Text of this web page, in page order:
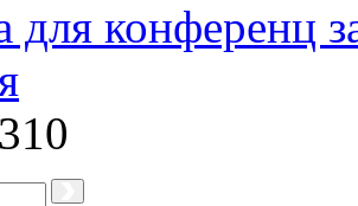
для конференц